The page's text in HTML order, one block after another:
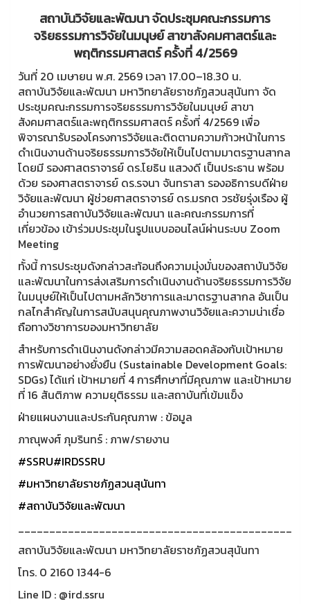
สถาบันวิจัยและพัฒนา จัดประชุมคณะกรรมการ
จริยธรรมการวิจัยในมนุษย์ สาขาสังคมศาสตร์และ
พฤติกรรมศาสตร์ ครั้งที่ 4/2569
วันที่ 20 เมษายน พ.ศ. 2569 เวลา 17.00–18.30 น.
สถาบันวิจัยและพัฒนา มหาวิทยาลัยราชภัฏสวนสุนันทา จัด
ประชุมคณะกรรมการจริยธรรมการวิจัยในมนุษย์ สาขา
สังคมศาสตร์และพฤติกรรมศาสตร์ ครั้งที่ 4/2569 เพื่อ
พิจารณารับรองโครงการวิจัยและติดตามความก้าวหน้าในการ
ดำเนินงานด้านจริยธรรมการวิจัยให้เป็นไปตามมาตรฐานสากล
โดยมี รองศาสตราจารย์ ดร.โยธิน แสวงดี เป็นประธาน พร้อม
ด้วย รองศาสตราจารย์ ดร.รจนา จันทราสา รองอธิการบดีฝ่าย
วิจัยและพัฒนา ผู้ช่วยศาสตราจารย์ ดร.มรกต วรชัยรุ่งเรือง ผู้
อำนวยการสถาบันวิจัยและพัฒนา และคณะกรรมการที่
เกี่ยวข้อง เข้าร่วมประชุมในรูปแบบออนไลน์ผ่านระบบ Zoom
Meeting
ทั้งนี้ การประชุมดังกล่าวสะท้อนถึงความมุ่งมั่นของสถาบันวิจัย
และพัฒนาในการส่งเสริมการดำเนินงานด้านจริยธรรมการวิจัย
ในมนุษย์ให้เป็นไปตามหลักวิชาการและมาตรฐานสากล อันเป็น
กลไกสำคัญในการสนับสนุนคุณภาพงานวิจัยและความน่าเชื่อ
ถือทางวิชาการของมหาวิทยาลัย
สำหรับการดำเนินงานดังกล่าวมีความสอดคล้องกับเป้าหมาย
การพัฒนาอย่างยั่งยืน (Sustainable Development Goals:
SDGs) ได้แก่ เป้าหมายที่ 4 การศึกษาที่มีคุณภาพ และเป้าหมาย
ที่ 16 สันติภาพ ความยุติธรรม และสถาบันที่เข้มแข็ง
ฝ่ายแผนงานและประกันคุณภาพ : ข้อมูล
ภาณุพงศ์ ภุมรินทร์ : ภาพ/รายงาน
#SSRU#IRDSSRU
#มหาวิทยาลัยราชภัฏสวนสุนันทา
#สถาบันวิจัยและพัฒนา
____________________________________________
สถาบันวิจัยและพัฒนา มหาวิทยาลัยราชภัฏสวนสุนันทา
โทร. 0 2160 1344-6
Line ID : @ird.ssru